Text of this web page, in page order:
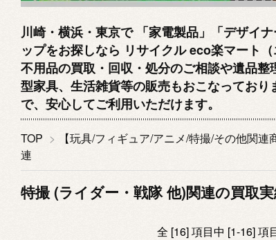
川崎・横浜・東京で 「家電製品」「デザイ
ップをお探しなら リサイクル eco楽マート
不用品の買取・回収・処分のご相談や遺品
型家具、生活雑貨等の販売もおこなってお
で、安心してご利用いただけます。
TOP > 【玩具/フィギュア/アニメ/特撮/その他関連
連
特撮 (ライダー・戦隊 他)関連の買取
全 [16] 項目中 [1-16] 項